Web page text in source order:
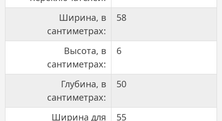
Ширина, в
сантиметрах:
58
Высота, в
сантиметрах:
6
Глубина, в
сантиметрах:
50
Ширина для 55